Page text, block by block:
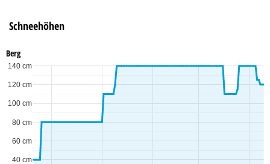
Schneehöhen
Berg
40 cm
60 cm
80 cm
100 cm
120 cm
140 cm